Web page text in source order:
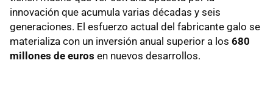
innovación que acumula varias décadas y seis
generaciones. El esfuerzo actual del fabricante galo se
materializa con un inversión anual superior a los 680
millones de euros en nuevos desarrollos.